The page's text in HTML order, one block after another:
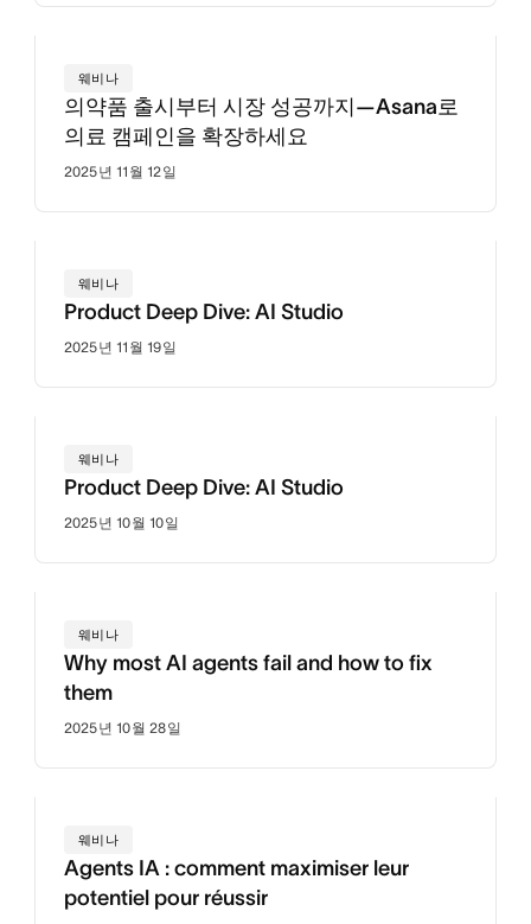
웨비나
의약품 출시부터 시장 성공까지—Asana로
의료 캠페인을 확장하세요
2025년 11월 12일
웨비나
Product Deep Dive: AI Studio
2025년 11월 19일
웨비나
Product Deep Dive: AI Studio
2025년 10월 10일
웨비나
Why most AI agents fail and how to fix
them
2025년 10월 28일
웨비나
Agents IA : comment maximiser leur
potentiel pour réussir